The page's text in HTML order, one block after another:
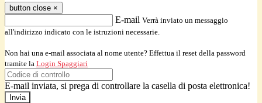
button close ×
E-mail Verrà inviato un messaggio
all'indirizzo indicato con le istruzioni necessarie.
Non hai una e-mail associata al nome utente? Effettua il reset della password
tramite la Login Spaggiari
E-mail inviata, si prega di controllare la casella di posta elettronica!